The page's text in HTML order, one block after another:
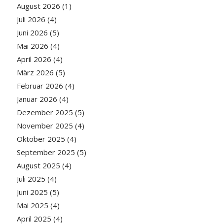
August 2026 (1)
Juli 2026 (4)
Juni 2026 (5)
Mai 2026 (4)
April 2026 (4)
März 2026 (5)
Februar 2026 (4)
Januar 2026 (4)
Dezember 2025 (5)
November 2025 (4)
Oktober 2025 (4)
September 2025 (5)
August 2025 (4)
Juli 2025 (4)
Juni 2025 (5)
Mai 2025 (4)
April 2025 (4)